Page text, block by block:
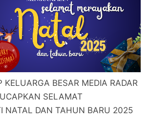
KELUARGA BESAR MEDIA RADAR
SELAMAT
NATAL DAN TAHUN BARU 2025